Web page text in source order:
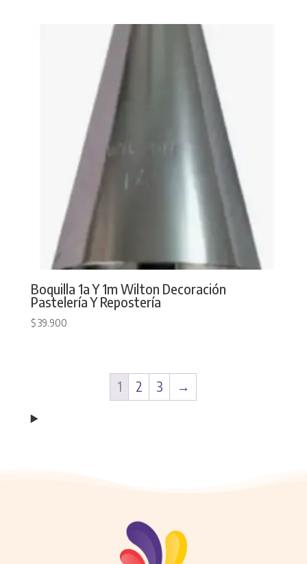
Boquilla 1a Y 1m Wilton Decoración
Pastelería Y Repostería
$39.900
1 2 3 →